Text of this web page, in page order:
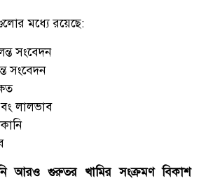
মধ্যে রয়েছে:
সংবেদন
সংবেদন
লালভাব
আরও গুরুতর খামির সংক্রমণ বিকাশ